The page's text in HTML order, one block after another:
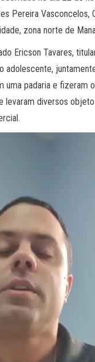
Pereira Vasconcelos,
zona norte de
Ericson Tavares,
adolescente,
uma padaria e fizeram
levaram diversos